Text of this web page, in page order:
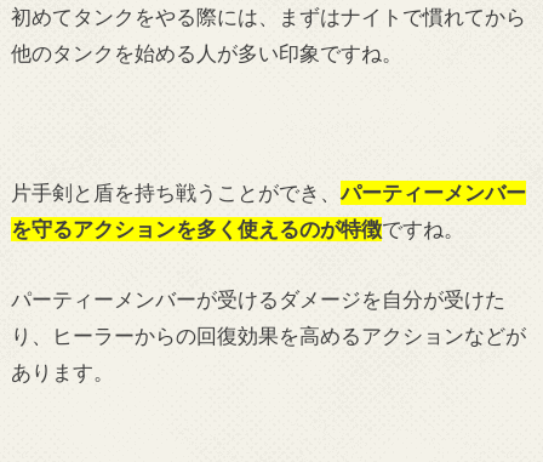
初めてタンクをやる際には、まずはナイトで慣れてから
他のタンクを始める人が多い印象ですね。
片手剣と盾を持ち戦うことができ、パーティーメンバー
を守るアクションを多く使えるのが特徴ですね。
パーティーメンバーが受けるダメージを自分が受けた
り、ヒーラーからの回復効果を高めるアクションなどが
あります。